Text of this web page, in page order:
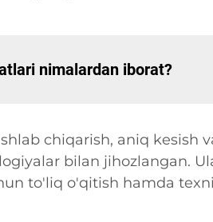
nimalardan iborat?
chiqarish, aniq kesish
bilan jihozlangan.
to'liq o'qitish hamda